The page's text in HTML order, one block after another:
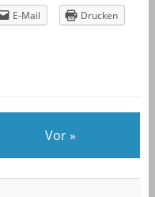
E-Mail Drucken
Vor »